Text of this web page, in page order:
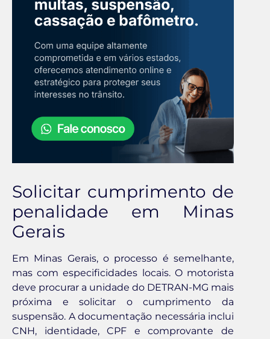
Solicitar cumprimento de
penalidade em Minas
Gerais
Em Minas Gerais, o processo é semelhante,
mas com especificidades locais. O motorista
deve procurar a unidade do DETRAN-MG mais
próxima e solicitar o cumprimento da
suspensão. A documentação necessária inclui
CNH, identidade, CPF e comprovante de